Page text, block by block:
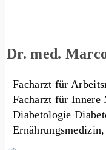
Dr. med.
Facharzt für
Facharzt für Innere
Diabetologie